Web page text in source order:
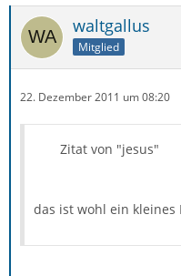
waltgallus
Mitglied
22. Dezember 2011 um 08:20
Zitat von "jesus"
das ist wohl ein kleines